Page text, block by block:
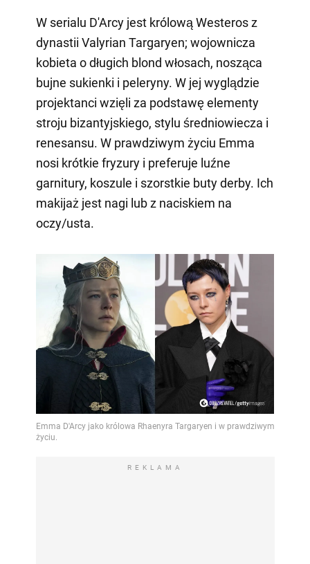
W serialu D'Arcy jest królową Westeros z
dynastii Valyrian Targaryen; wojownicza
kobieta o długich blond włosach, nosząca
bujne sukienki i peleryny. W jej wyglądzie
projektanci wzięli za podstawę elementy
stroju bizantyjskiego, stylu średniowiecza i
renesansu. W prawdziwym życiu Emma
nosi krótkie fryzury i preferuje luźne
garnitury, koszule i szorstkie buty derby. Ich
makijaż jest nagi lub z naciskiem na
oczy/usta.
REKLAMA